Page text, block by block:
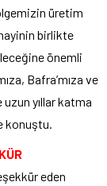
üretim
birlikte
önemli
Bafra’mıza ve
uzun yıllar katma
konuştu.
eden